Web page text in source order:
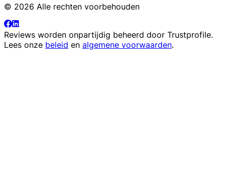
© 2026 Alle rechten voorbehouden
Reviews worden onpartijdig beheerd door Trustprofile.
Lees onze beleid en algemene voorwaarden.